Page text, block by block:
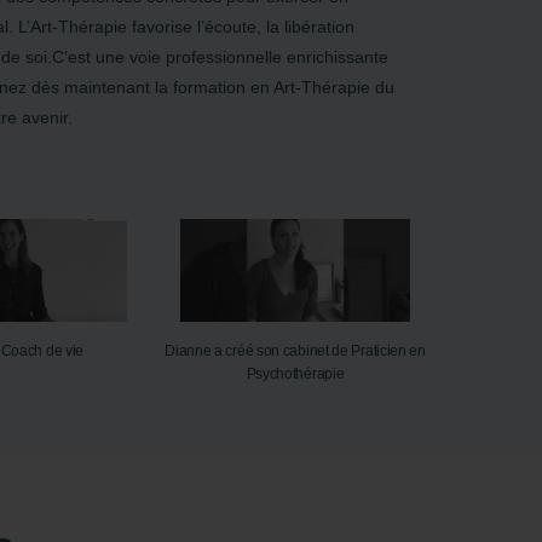
L’Art-Thérapie favorise l’écoute, la libération
soi.C’est une voie professionnelle enrichissante
dès maintenant la formation en Art-Thérapie du
avenir.
de vie
Dianne a créé son cabinet de Praticien en
Psychothérapie